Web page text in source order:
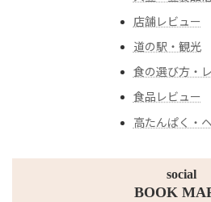
店舗レビュー
道の駅・観光
食の選び方・
食品レビュー
高たんぱく・
social
BOOK